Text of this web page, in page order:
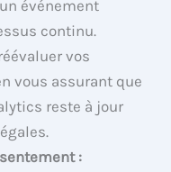
événement
continu.
vos
vous assurant que
reste à jour
: